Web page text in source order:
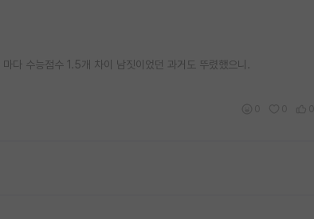
다 수능점수 1.5개 차이 남짓이었던 과거도 뚜렸했으니.